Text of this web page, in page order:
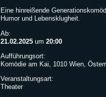
Eine hinreißende
Humor und Lebensklugheit.
Ab:
21.02.2025 um 20:00
Aufführungsort:
Komödie am Kai, 1010 Wien,
Veranstaltungsart:
Theater